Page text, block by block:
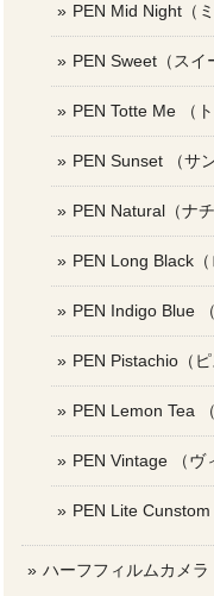
PEN Mid Night（
PEN Sweet（スイ
PEN Totte Me （ト
PEN Sunset （サ
PEN Natural（ナチ
PEN Long Black（
PEN Indigo Blue
PEN Pistachio（ピ
PEN Lemon Tea
PEN Vintage （ヴ
PEN Lite Cunstom
ハーフフィルムカメラ